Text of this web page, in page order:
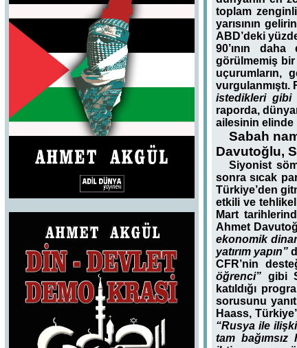
toplam
yarısının
ABD’deki
90’ının
görülmemiş
uçurumların,
istedikleri gibi
raporda,
ailesinin elinde
Sabah
Davutoğlu,
Siyonist
sonra sıcak
Türkiye’den
etkili ve
Mart
Ahmet
ekonomik
yatırım yapın”
CFR’nin
öğrenci”gibi
katıldığı
sorusunu
Haass,
“Rusya ile
tam